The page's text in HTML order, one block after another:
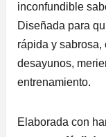
inconfundible
Diseñada para
rápida y sabrosa,
desayunos,
entrenamiento.
Elaborada con